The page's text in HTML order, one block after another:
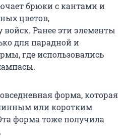
брюки с кантами и
цветов,
войск. Ранее эти элементы
для парадной и
где использовались
форма, которая
или коротким
форма тоже получила